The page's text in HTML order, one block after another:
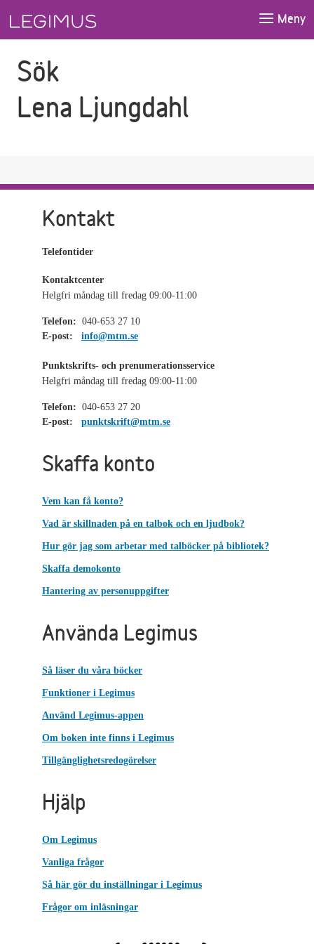
Meny
Sök
Lena Ljungdahl
Kontakt
Telefontider
Kontaktcenter
Helgfri måndag till fredag 09:00-11:00
Telefon: 040-653 27 10
E-post:
info@mtm.se
Punktskrifts- och prenumerationsservice
Helgfri måndag till fredag 09:00-11:00
Telefon: 040-653 27 20
E-post:
punktskrift@mtm.se
Skaffa konto
Vem kan få konto?
Vad är skillnaden på en talbok och en ljudbok?
Hur gör jag som arbetar med talböcker på bibliotek?
Skaffa demokonto
Hantering av personuppgifter
Använda Legimus
Så läser du våra böcker
Funktioner i Legimus
Använd Legimus-appen
Om boken inte finns i Legimus
Tillgänglighetsredogörelser
Hjälp
Om Legimus
Vanliga frågor
Så här gör du inställningar i Legimus
Frågor om inläsningar